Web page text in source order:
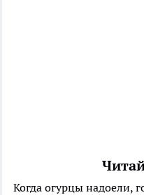
Когда огурцы надоели,